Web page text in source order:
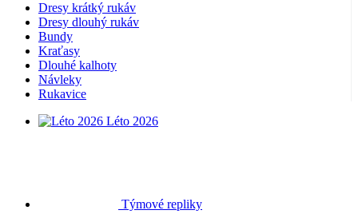
Dresy krátký rukáv
Dresy dlouhý rukáv
Bundy
Kraťasy
Dlouhé kalhoty
Návleky
Rukavice
Léto 2026